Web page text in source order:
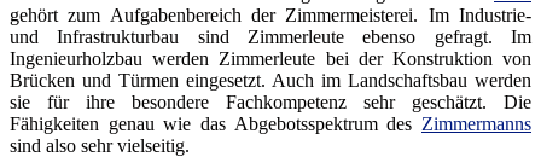
gehört zum Aufgabenbereich der Zimmermeisterei. Im Industrie-
und Infrastrukturbau sind Zimmerleute ebenso gefragt. Im
Ingenieurholzbau werden Zimmerleute bei der Konstruktion von
Brücken und Türmen eingesetzt. Auch im Landschaftsbau werden
sie für ihre besondere Fachkompetenz sehr geschätzt. Die
Fähigkeiten genau wie das Abgebotsspektrum des Zimmermanns
sind also sehr vielseitig.